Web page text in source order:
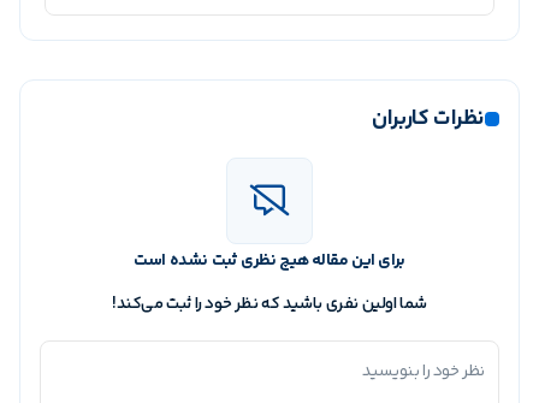
نظرات کاربران
برای این مقاله هیچ نظری ثبت نشده است
شما اولین نفری باشید که نظر خود را ثبت می‌کند!
نظر خود را بنویسید